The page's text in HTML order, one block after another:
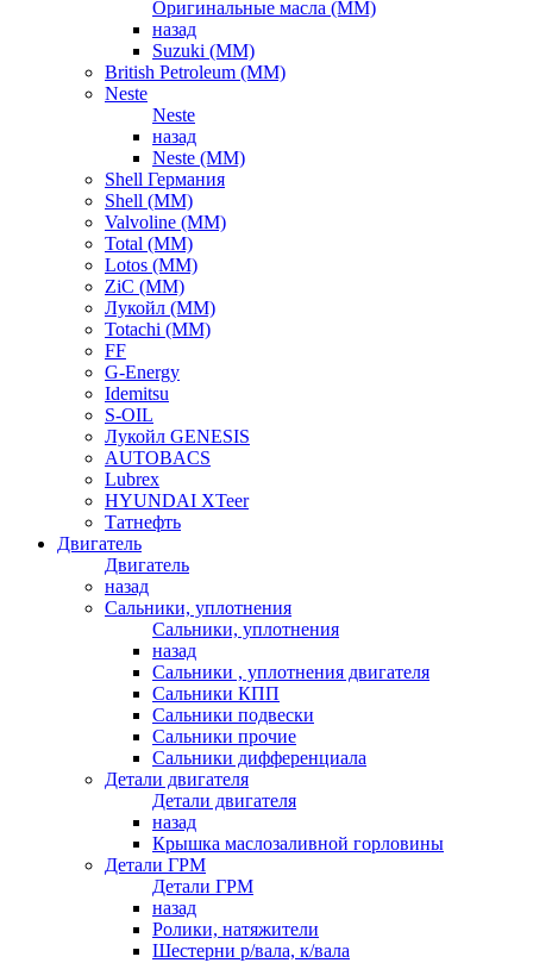
Оригинальные масла (ММ)
назад
Suzuki (ММ)
British Petroleum (ММ)
Neste
Neste
назад
Neste (ММ)
Shell Германия
Shell (ММ)
Valvoline (ММ)
Total (ММ)
Lotos (ММ)
ZiC (ММ)
Лукойл (ММ)
Totachi (MM)
FF
G-Energy
Idemitsu
S-OIL
Лукойл GENESIS
AUTOBACS
Lubrex
HYUNDAI XTeer
Татнефть
Двигатель
Двигатель
назад
Сальники, уплотнения
Сальники, уплотнения
назад
Сальники , уплотнения двигателя
Сальники КПП
Сальники подвески
Сальники прочие
Сальники дифференциала
Детали двигателя
Детали двигателя
назад
Крышка маслозаливной горловины
Детали ГРМ
Детали ГРМ
назад
Ролики, натяжители
Шестерни р/вала, к/вала